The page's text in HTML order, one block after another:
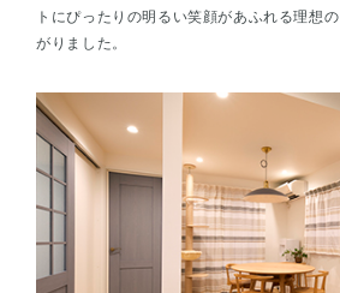
トにぴったりの明るい笑顔があふれる理想
がりました。